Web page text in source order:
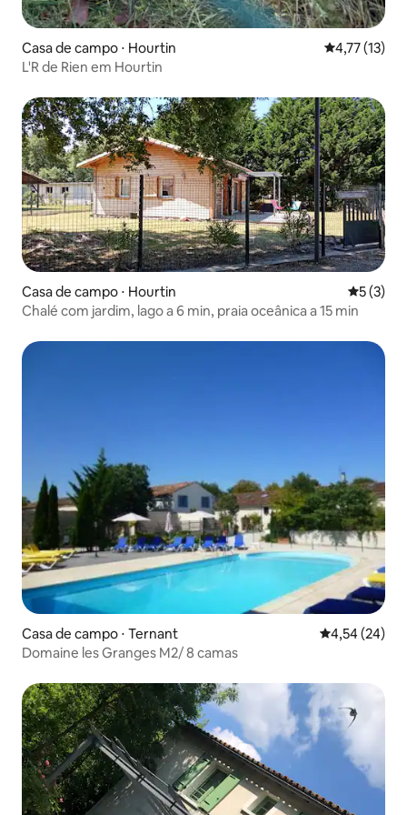
Casa de campo ⋅ Hourtin 4,77 de uma
4,77 (13)
L'R de Rien em Hourtin
Casa de campo ⋅ Hourtin 5 de
5 (3)
Chalé com jardim, lago a 6 min, praia oceânica a 15 min
Casa de campo ⋅ Ternant 4,54 de uma
4,54 (24)
Domaine les Granges M2/ 8 camas